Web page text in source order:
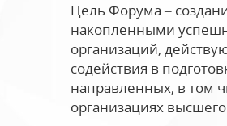
Цель Форума –
накопленными
организаций,
содействия в
направленных, в том
организациях